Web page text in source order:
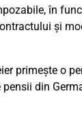
în
și
primește o
din